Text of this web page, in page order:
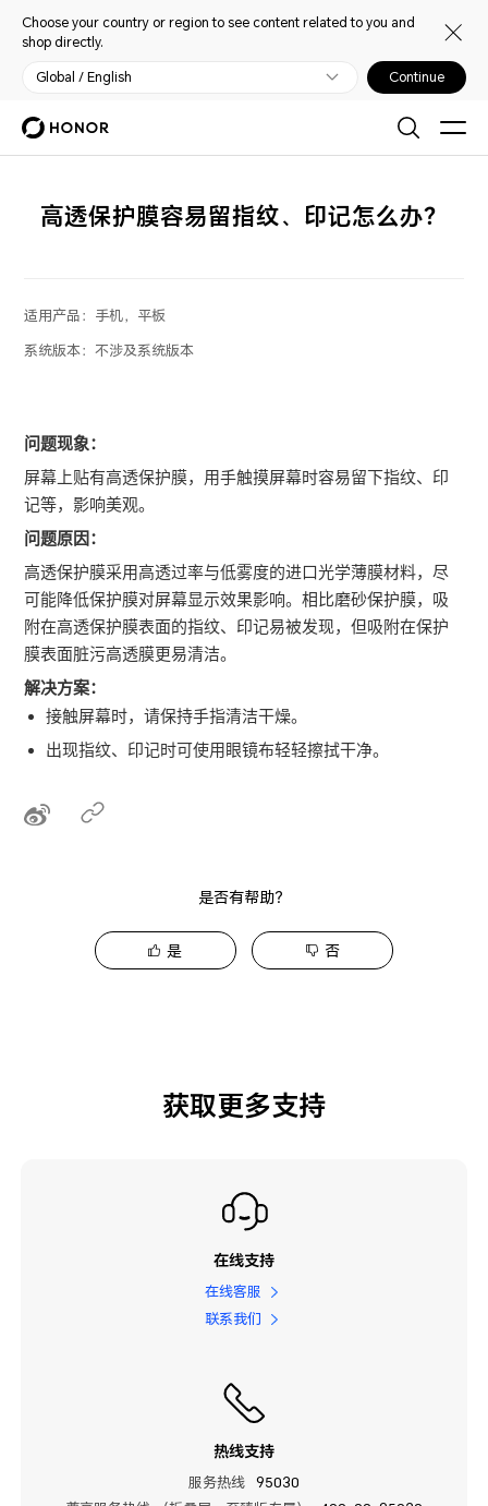
Choose your country or region to see content related to you and
shop directly.
Global / English Continue
高透保护膜容易留指纹、印记怎么办？
适用产品： 手机，平板
系统版本：不涉及系统版本
问题现象：
屏幕上贴有高透保护膜，用手触摸屏幕时容易留下指纹、印
记等，影响美观。
问题原因：
高透保护膜采用高透过率与低雾度的进口光学薄膜材料，尽
可能降低保护膜对屏幕显示效果影响。相比磨砂保护膜，吸
附在高透保护膜表面的指纹、印记易被发现，但吸附在保护
膜表面脏污高透膜更易清洁。
解决方案：
接触屏幕时，请保持手指清洁干燥。
出现指纹、印记时可使用眼镜布轻轻擦拭干净。
是否有帮助？
是 否
获取更多支持
在线支持
在线客服
联系我们
热线支持
服务热线
95030